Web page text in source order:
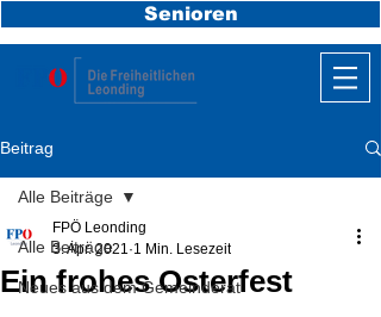
Senioren
Beitrag
Alle Beiträge
Neues aus dem Gemeinderat
Alle Beiträge
Ein frohes Osterfest
FPÖ Leonding
3. Apr. 2021 1 Min. Lesezeit